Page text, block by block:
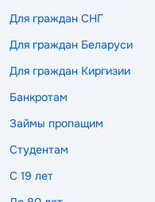
Для граждан СНГ
Для граждан Беларуси
Для граждан Киргизии
Банкротам
Займы пропащим
Студентам
С 19 лет